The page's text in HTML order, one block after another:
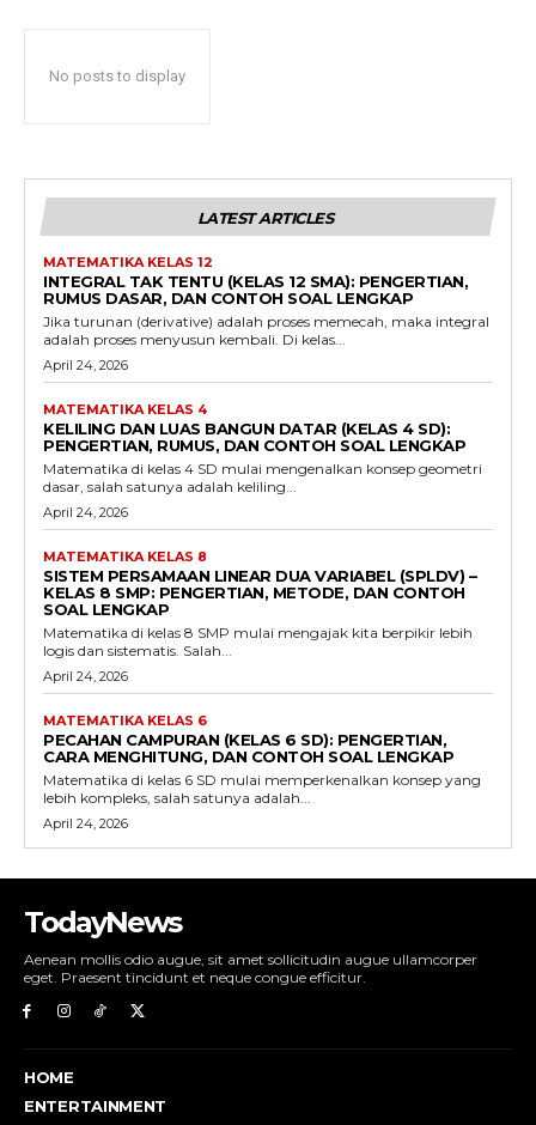
No posts to display
LATEST ARTICLES
MATEMATIKA KELAS 12
INTEGRAL TAK TENTU (KELAS 12 SMA): PENGERTIAN,
RUMUS DASAR, DAN CONTOH SOAL LENGKAP
Jika turunan (derivative) adalah proses memecah, maka integral
adalah proses menyusun kembali. Di kelas...
April 24, 2026
MATEMATIKA KELAS 4
KELILING DAN LUAS BANGUN DATAR (KELAS 4 SD):
PENGERTIAN, RUMUS, DAN CONTOH SOAL LENGKAP
Matematika di kelas 4 SD mulai mengenalkan konsep geometri
dasar, salah satunya adalah keliling...
April 24, 2026
MATEMATIKA KELAS 8
SISTEM PERSAMAAN LINEAR DUA VARIABEL (SPLDV) –
KELAS 8 SMP: PENGERTIAN, METODE, DAN CONTOH
SOAL LENGKAP
Matematika di kelas 8 SMP mulai mengajak kita berpikir lebih
logis dan sistematis. Salah...
April 24, 2026
MATEMATIKA KELAS 6
PECAHAN CAMPURAN (KELAS 6 SD): PENGERTIAN,
CARA MENGHITUNG, DAN CONTOH SOAL LENGKAP
Matematika di kelas 6 SD mulai memperkenalkan konsep yang
lebih kompleks, salah satunya adalah...
April 24, 2026
TodayNews
Aenean mollis odio augue, sit amet sollicitudin augue ullamcorper
eget. Praesent tincidunt et neque congue efficitur.
HOME
ENTERTAINMENT